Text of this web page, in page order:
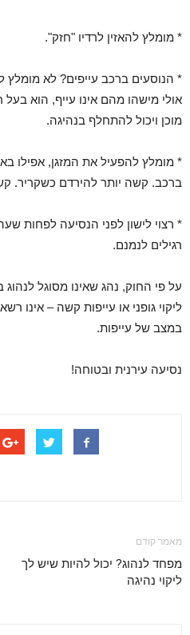
* מומלץ להאזין לרדיו "חזק".
* הנוסעים ברכב עייפים? לא
אולי מישהו מהם אינו עייף, הוא בעל
מוכן ויכול להתחלף בנהיגה.
* מומלץ להפעיל את המזגן, אפילו
ברכב. קשה יותר להירדם כשקריר.
* רצוי לישון לפני הנסיעה לפחות
רגילים לנמנם.
על פי החוק, נהג שאינו מסוגל
ליקוי גופני או עייפות קשה – אינו
במצב של עייפות.
נסיעה עירנית ובטוחה!
מאמר קודם
מפחד לנהוג? יכול להיות שיש לך
ליקוי נהיגה